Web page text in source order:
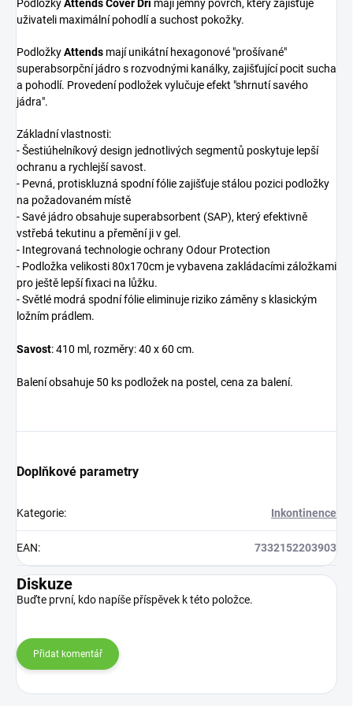
PodložkyAttends Cover Dri mají jemný povrch, který zajišťuje
uživateli maximální pohodlí a suchost pokožky.
PodložkyAttends mají unikátní hexagonové "prošívané"
superabsorpční jádro s rozvodnými kanálky, zajišťující pocit sucha
a pohodlí. Provedení podložek vylučuje efekt "shrnutí savého
jádra".
Základní vlastnosti:
- Šestiúhelníkový design jednotlivých segmentů poskytuje lepší
ochranu a rychlejší savost.
- Pevná, protiskluzná spodní fólie zajišťuje stálou pozici podložky
na požadovaném místě
- Savé jádro obsahuje superabsorbent (SAP), který efektivně
vstřebá tekutinu a přemění ji v gel.
- Integrovaná technologie ochrany Odour Protection
- Podložka velikosti 80x170cm je vybavena zakládacími záložkami
pro ještě lepší fixaci na lůžku.
- Světlé modrá spodní fólie eliminuje riziko záměny s klasickým
ložním prádlem.
Savost: 410 ml, rozměry: 40 x 60 cm.
Balení obsahuje 50 ks podložek na postel, cena za balení.
Doplňkové parametry
Kategorie: Inkontinence
EAN: 7332152203903
Diskuze
Buďte první, kdo napíše příspěvek k této položce.
Přidat komentář